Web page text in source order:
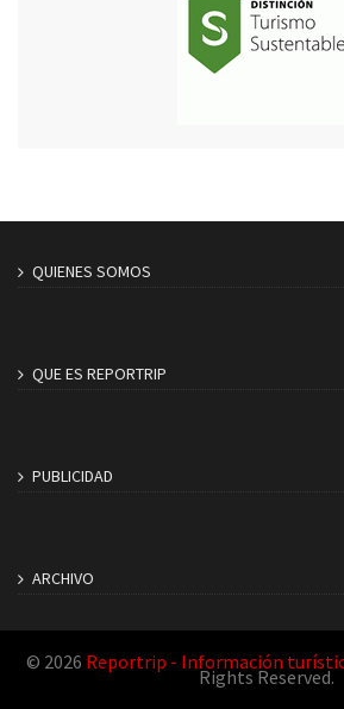
QUIENES SOMOS
QUE ES REPORTRIP
PUBLICIDAD
ARCHIVO
© 2026 Reportrip - Información
Rights Reserved.